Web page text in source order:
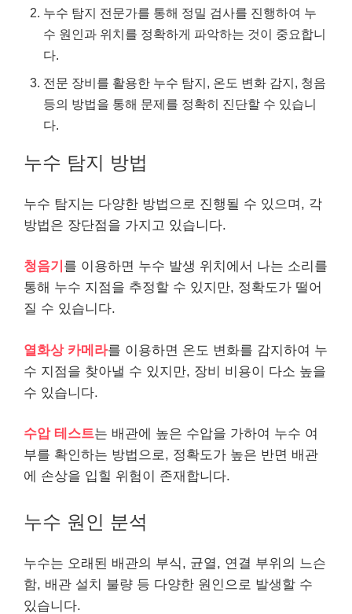
누수 탐지 전문가를 통해 정밀 검사를 진행하여 누
수 원인과 위치를 정확하게 파악하는 것이 중요합니
다.
전문 장비를 활용한 누수 탐지, 온도 변화 감지, 청음
등의 방법을 통해 문제를 정확히 진단할 수 있습니
다.
누수 탐지 방법
누수 탐지는 다양한 방법으로 진행될 수 있으며, 각
방법은 장단점을 가지고 있습니다.
청음기 를 이용하면 누수 발생 위치에서 나는 소리를
통해 누수 지점을 추정할 수 있지만, 정확도가 떨어
질 수 있습니다.
열화상 카메라를 이용하면 온도 변화를 감지하여 누
수 지점을 찾아낼 수 있지만, 장비 비용이 다소 높을
수 있습니다.
수압 테스트는 배관에 높은 수압을 가하여 누수 여
부를 확인하는 방법으로, 정확도가 높은 반면 배관
에 손상을 입힐 위험이 존재합니다.
누수 원인 분석
누수는 오래된 배관의 부식, 균열, 연결 부위의 느슨
함, 배관 설치 불량 등 다양한 원인으로 발생할 수
있습니다.